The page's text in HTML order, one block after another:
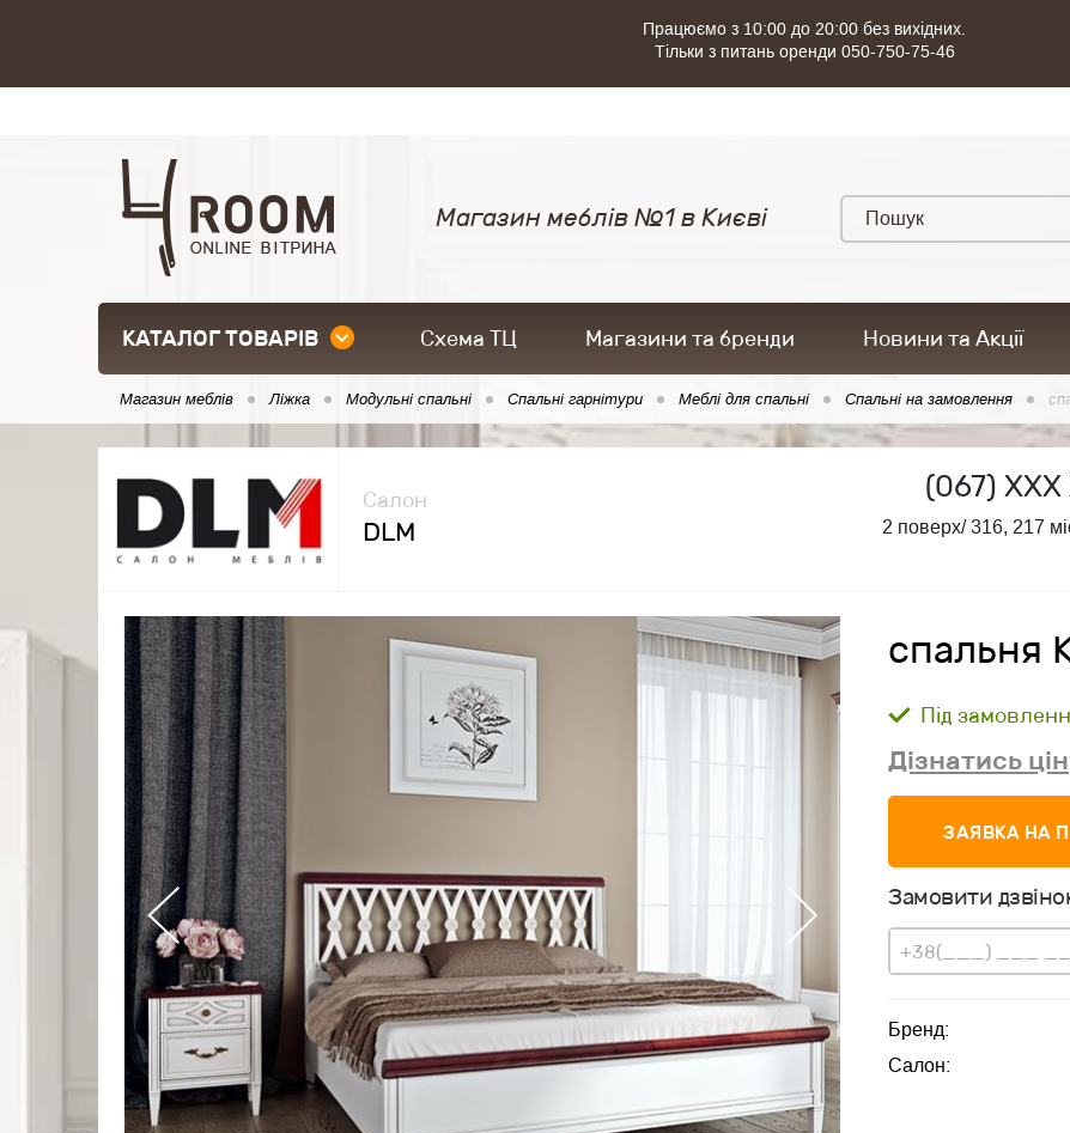
Працюємо з 10:00 до 20:00 без вихідних.
Тільки з питань оренди 050-750-75-46
Магазин меблів №1 в Києві
КАТАЛОГ ТОВАРІВ Схема ТЦ Магазини та бренди Новини та Акції
Магазин меблів Ліжка Модульні спальні Спальні гарнітури Меблі для спальні Спальні на замовлення
Салон
DLM
(067) ХХХ
2 поверх/ 316, 217
спальня
Під
Дізнатись
ЗАЯВКА НА
Замовити
Бренд:
Салон: